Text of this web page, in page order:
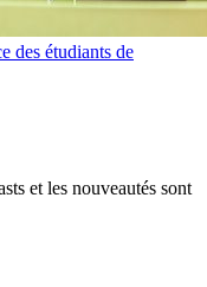
des étudiants de
et les nouveautés sont